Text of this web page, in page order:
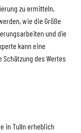
zu ermitteln,
wie die Größe
und die
kann eine
des Wertes
in Tulln erheblich